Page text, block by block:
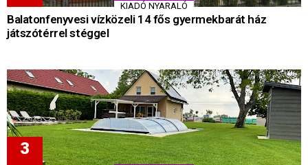
KIADÓ NYARALÓ
Balatonfenyvesi vízközeli 14 fős gyermekbarát ház
játszótérrel stéggel